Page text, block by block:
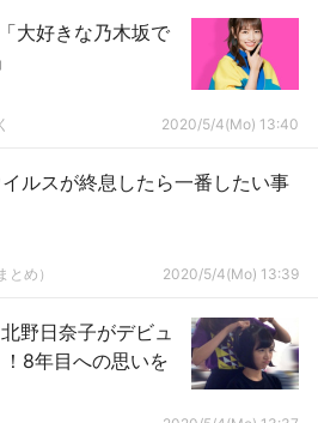
大好きな乃木坂で
2020/5/4(Mo) 13:40
イルスが終息したら一番したい事
め） 2020/5/4(Mo) 13:39
野日奈子がデビュ
8年目への思いを